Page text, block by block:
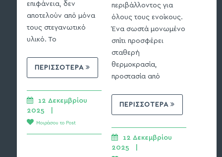
επιφάνεια, δεν
αποτελούν από μόνα
τους στεγανωτικό
υλικό. Το
ΠΕΡΙΣΣΟΤΕΡΑ
12 Δεκεμβρίου
2025   |
Μοιράσου το Post
περιβάλλοντος για
όλους τους ενοίκους.
Ένα σωστά μονωμένο
σπίτι προσφέρει
σταθερή
θερμοκρασία,
προστασία από
ΠΕΡΙΣΣΟΤΕΡΑ
12 Δεκεμβρίου
2025   |